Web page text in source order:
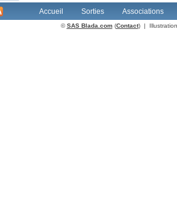
Accueil Sorties Associations
©SAS Blada.com(Contact) |